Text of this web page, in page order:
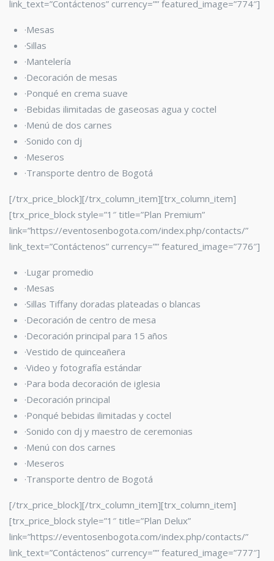
link_text=”Contáctenos” currency=”” featured_image=”774″]
·Mesas
·Sillas
·Mantelería
·Decoración de mesas
·Ponqué en crema suave
·Bebidas ilimitadas de gaseosas agua y coctel
·Menú de dos carnes
·Sonido con dj
·Meseros
·Transporte dentro de Bogotá
[/trx_price_block][/trx_column_item][trx_column_item]
[trx_price_block style=”1″ title=”Plan Premium”
link=”https://eventosenbogota.com/index.php/contacts/”
link_text=”Contáctenos” currency=”” featured_image=”776″]
·Lugar promedio
·Mesas
·Sillas Tiffany doradas plateadas o blancas
·Decoración de centro de mesa
·Decoración principal para 15 años
·Vestido de quinceañera
·Video y fotografía estándar
·Para boda decoración de iglesia
·Decoración principal
·Ponqué bebidas ilimitadas y coctel
·Sonido con dj y maestro de ceremonias
·Menú con dos carnes
·Meseros
·Transporte dentro de Bogotá
[/trx_price_block][/trx_column_item][trx_column_item]
[trx_price_block style=”1″ title=”Plan Delux”
link=”https://eventosenbogota.com/index.php/contacts/”
link_text=”Contáctenos” currency=”” featured_image=”777″]